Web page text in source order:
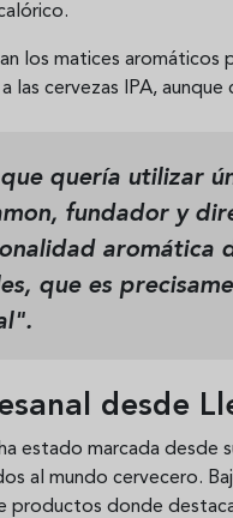
los matices
las cervezas IPA,
quería utilizar
fundador y
aromática
que es
desde
estado marcada desde
al mundo cervecero.
productos donde